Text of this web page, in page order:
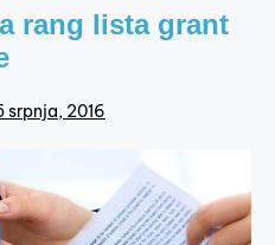
rang lista grant
srpnja, 2016